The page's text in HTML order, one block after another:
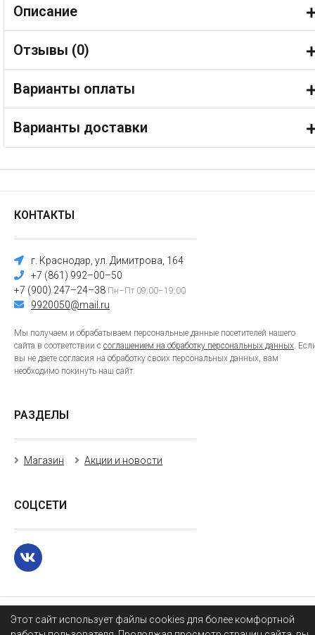
Этот сайт использует файлы cookies для более комфортной
Описание
Отзывы (0)
Варианты оплаты
Варианты доставки
КОНТАКТЫ
г. Краснодар, ул. Димитрова, 164
+7 (861) 992–00–50
+7 (900) 247–24–38 Пн–Пт 09:00–19:00
9920050@mail.ru
Мы получаем и обрабатываем персональные данные посетителей нашего
сайта в соответствии с соглашением на обработку персональных данных.
вы не даете согласия на обработку своих персональных данных, вам
необходимо покинуть наш сайт.
РАЗДЕЛЫ
Магазин Акции и новости
СОЦСЕТИ